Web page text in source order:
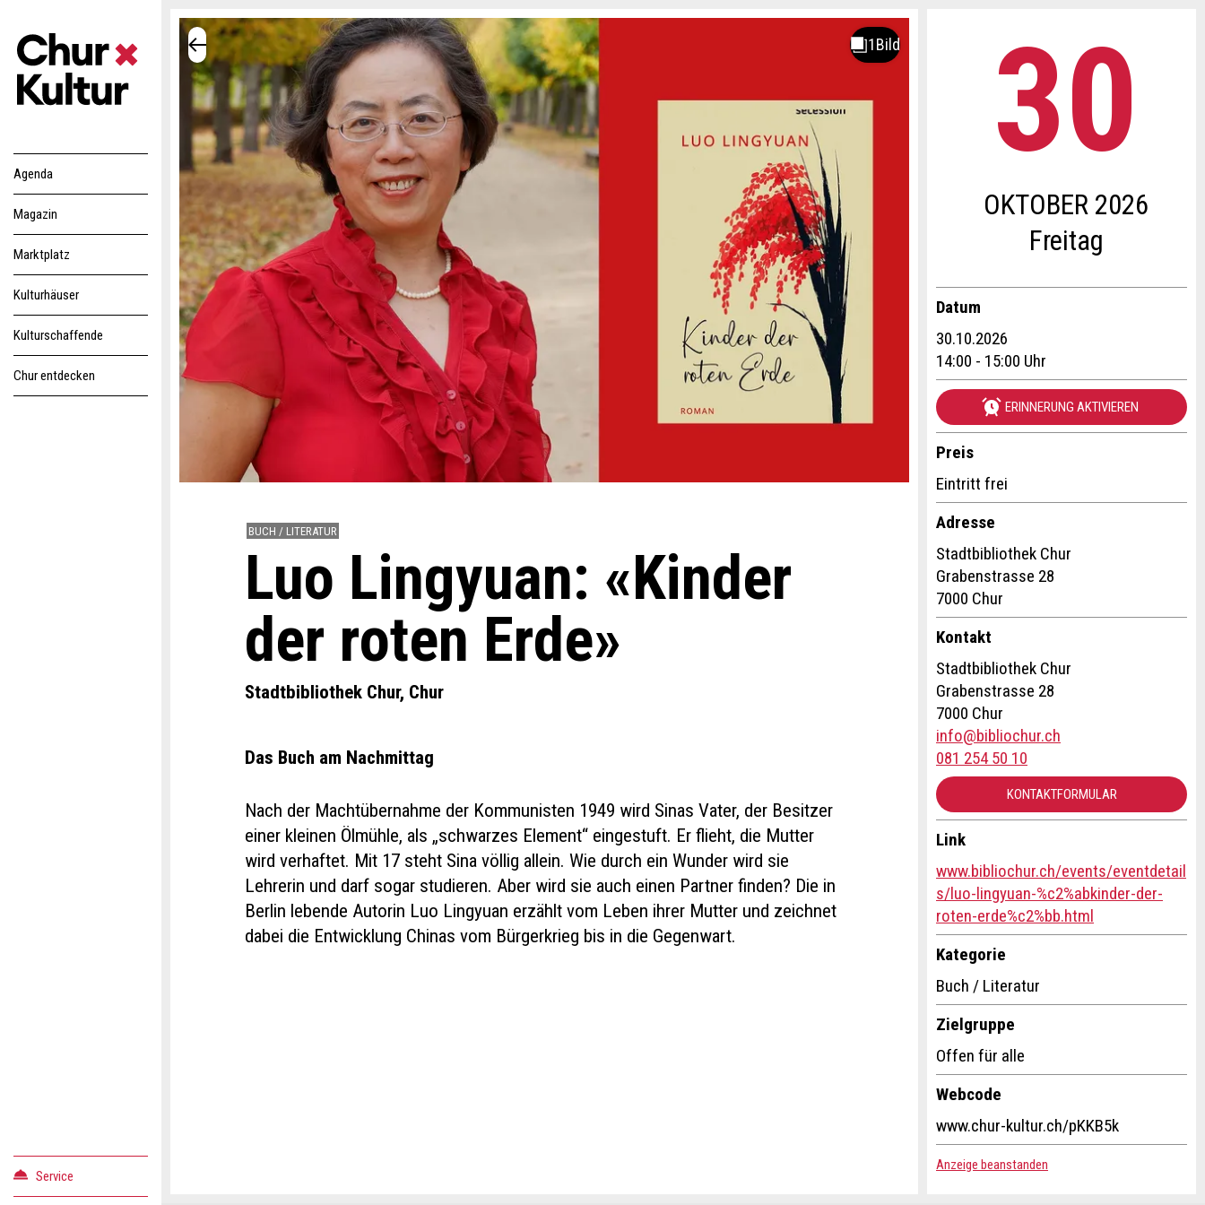
Agenda
Magazin
Marktplatz
Kulturhäuser
Kulturschaffende
Chur entdecken
Service
BUCH / LITERATUR
Luo Lingyuan: «Kinder
der roten Erde»
Stadtbibliothek Chur, Chur
Das Buch am Nachmittag
Nach der Machtübernahme der Kommunisten 1949 wird Sinas Vater, der Besitzer
einer kleinen Ölmühle, als „schwarzes Element“ eingestuft. Er flieht, die Mutter
wird verhaftet. Mit 17 steht Sina völlig allein. Wie durch ein Wunder wird sie
Lehrerin und darf sogar studieren. Aber wird sie auch einen Partner finden? Die in
Berlin lebende Autorin Luo Lingyuan erzählt vom Leben ihrer Mutter und zeichnet
dabei die Entwicklung Chinas vom Bürgerkrieg bis in die Gegenwart.
Freitag
30
OKTOBER 2026
Datum
30.10.2026
14:00 - 15:00 Uhr
ERINNERUNG AKTIVIEREN
Preis
Eintritt frei
Adresse
Stadtbibliothek Chur
Grabenstrasse 28
7000 Chur
Kontakt
Stadtbibliothek Chur
Grabenstrasse 28
7000 Chur
info@bibliochur.ch
081 254 50 10
KONTAKTFORMULAR
Link
www.bibliochur.ch/events/eventdetail
s/luo-lingyuan-%c2%abkinder-der-
roten-erde%c2%bb.html
Kategorie
Buch / Literatur
Zielgruppe
Offen für alle
Webcode
www.chur-kultur.ch/pKKB5k
Anzeige beanstanden